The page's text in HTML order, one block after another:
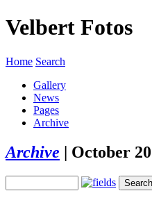
Velbert Fotos
Home Search
Gallery
News
Pages
Archive
Archive | October